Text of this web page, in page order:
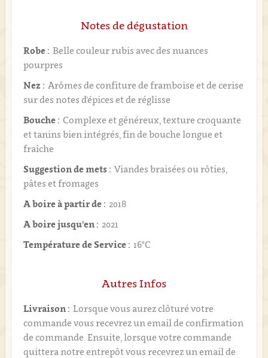
Notes de dégustation
Robe : Belle couleur rubis avec des nuances
pourpres
Nez : Arômes de confiture de framboise et de cerise
sur des notes d'épices et de réglisse
Bouche : Complexe et généreux, texture croquante
et tanins bien intégrés, fin de bouche longue et
fraîche
Suggestion de mets : Viandes braisées ou rôties,
pâtes et fromages
A boire à partir de : 2018
A boire jusqu'en : 2021
Température de Service : 16°C
Autres Infos
Livraison : Lorsque vous aurez clôturé votre
commande vous recevrez un email de confirmation
de commande. Ensuite, lorsque votre commande
quittera notre entrepôt vous recevrez un email de